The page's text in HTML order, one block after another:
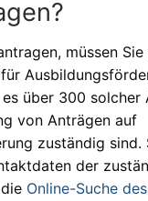
müssen
über 300 solcher
von Anträgen auf
zuständig sind.
der
Online-Suche des